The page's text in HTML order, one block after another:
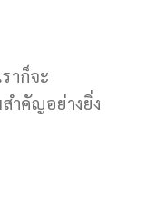
าก็จะ
ำคัญอย่างยิ่ง